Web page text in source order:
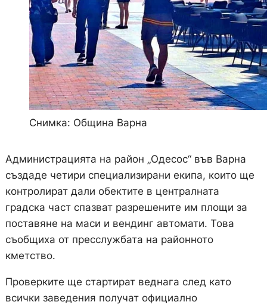
Снимка: Община Варна
Администрацията на район „Одесос“ във Варна
създаде четири специализирани екипа, които ще
контролират дали обектите в централната
градска част спазват разрешените им площи за
поставяне на маси и вендинг автомати. Това
съобщиха от пресслужбата на районното
кметство.
Проверките ще стартират веднага след като
всички заведения получат официално